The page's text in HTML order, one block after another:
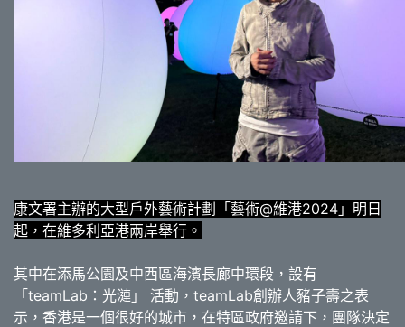
康文署主辦的大型戶外藝術計劃「藝術@維港2024」明日
起，在維多利亞港兩岸舉行。
其中在添馬公園及中西區海濱長廊中環段，設有
「teamLab：光漣」 活動，teamLab創辦人豬子壽之表
示，香港是一個很好的城市，在特區政府邀請下，團隊決定